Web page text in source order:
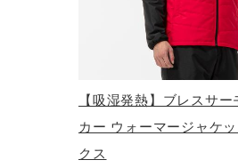
【吸湿発熱】ブレスサ
カー ウォーマージャケ
クス